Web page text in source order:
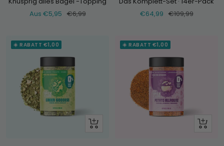
Verkaufspreis
Aus €5,95 Normaler
€6,99
Verkaufspreis
€64,99 Normaler
€109,99
☀️ RABATT €1,00
Schau
☀️ RABATT €1,00
Schau